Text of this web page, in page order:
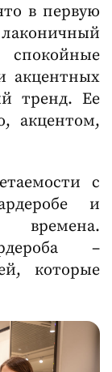
в первую
спокойные
акцентных
тренд. Ее
акцентом,
с
и
времена.
–
которые